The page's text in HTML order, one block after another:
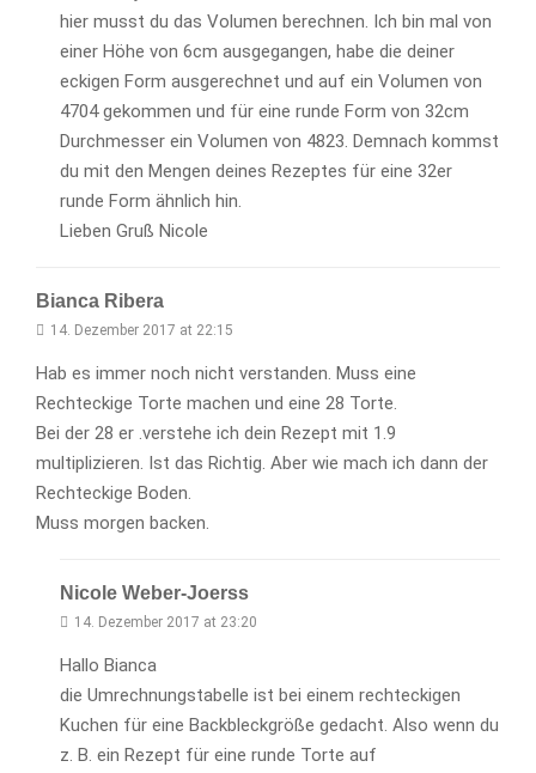
hier musst du das Volumen berechnen. Ich bin mal von
einer Höhe von 6cm ausgegangen, habe die deiner
eckigen Form ausgerechnet und auf ein Volumen von
4704 gekommen und für eine runde Form von 32cm
Durchmesser ein Volumen von 4823. Demnach kommst
du mit den Mengen deines Rezeptes für eine 32er
runde Form ähnlich hin.
Lieben Gruß Nicole
Bianca Ribera
14. Dezember 2017 at 22:15
Hab es immer noch nicht verstanden. Muss eine
Rechteckige Torte machen und eine 28 Torte.
Bei der 28 er .verstehe ich dein Rezept mit 1.9
multiplizieren. Ist das Richtig. Aber wie mach ich dann der
Rechteckige Boden.
Muss morgen backen.
Nicole Weber-Joerss
14. Dezember 2017 at 23:20
Hallo Bianca
die Umrechnungstabelle ist bei einem rechteckigen
Kuchen für eine Backbleckgröße gedacht. Also wenn du
z. B. ein Rezept für eine runde Torte auf